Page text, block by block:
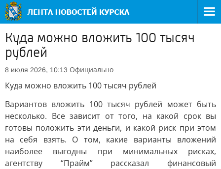
Куда можно вложить 100 тысяч
рублей
8 июля 2026, 10:13 Официально
Куда можно вложить 100 тысяч рублей
Вариантов вложить 100 тысяч рублей может быть
несколько. Все зависит от того, на какой срок вы
готовы положить эти деньги, и какой риск при этом
на себя взять. О том, какие варианты вложений
наиболее выгодны при минимальных рисках,
агентству “Прайм” рассказал финансовый